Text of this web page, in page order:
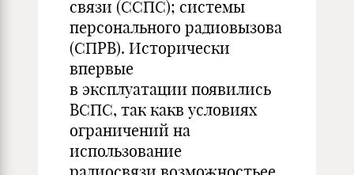
связи (ССПС); системы
персонального радиовызова
(СПРВ). Исторически
впервые
в эксплуатации появились
ВСПС, так какв условиях
ограничений на
использование